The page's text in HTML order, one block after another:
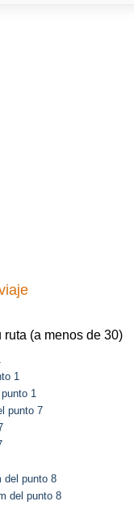
(a menos de 30)
1
1
punto 7
punto 8
del punto 8